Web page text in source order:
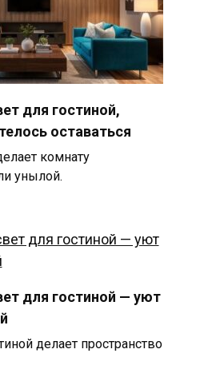
для гостиной,
оставаться
комнату
унылой.
для гостиной — уют
делает пространство